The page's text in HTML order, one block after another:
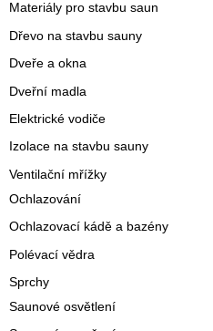
Materiály pro stavbu saun
Dřevo na stavbu sauny
Dveře a okna
Dveřní madla
Elektrické vodiče
Izolace na stavbu sauny
Ventilační mřížky
Ochlazování
Ochlazovací kádě a bazény
Polévací vědra
Sprchy
Saunové osvětlení